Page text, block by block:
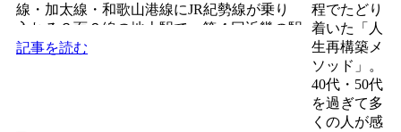
線・加太線・和歌山港線にJR紀勢線が乗り
入れる３面６線の地上駅で、第４回近畿の駅
百選認定駅。和歌山市...
記事を読む
程でたどり
着いた「人
生再構築メ
ソッド」。
40代・50代
を過ぎて多
くの人が感